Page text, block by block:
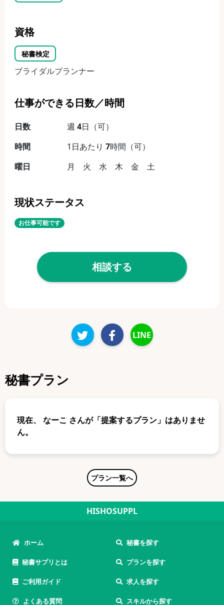
資格
秘書検定
ブライダルプランナー
仕事ができる日数／時間
日数 週4日（可）
時間
1日あたり7時間（可）
曜日
月 火 水 木 金 土
現状ステータス
お仕事可能です
相談する
LINE
秘書プラン
現在、 なーこ さんが「提案するプラン」はありませ
ん。
プラン一覧へ
HISHOSUPPL
ホーム
秘書サプリとは
ご利用ガイド
よくある質問
秘書を探す
プランを探す
求人を探す
スキルから探す